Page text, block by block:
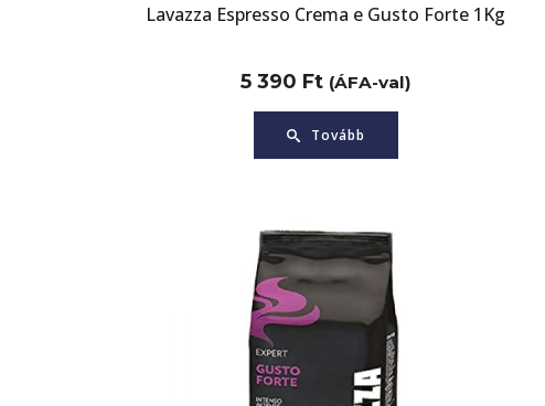
Lavazza Espresso Crema e Gusto Forte 1Kg
5 390 Ft (ÁFA-val)
Tovább